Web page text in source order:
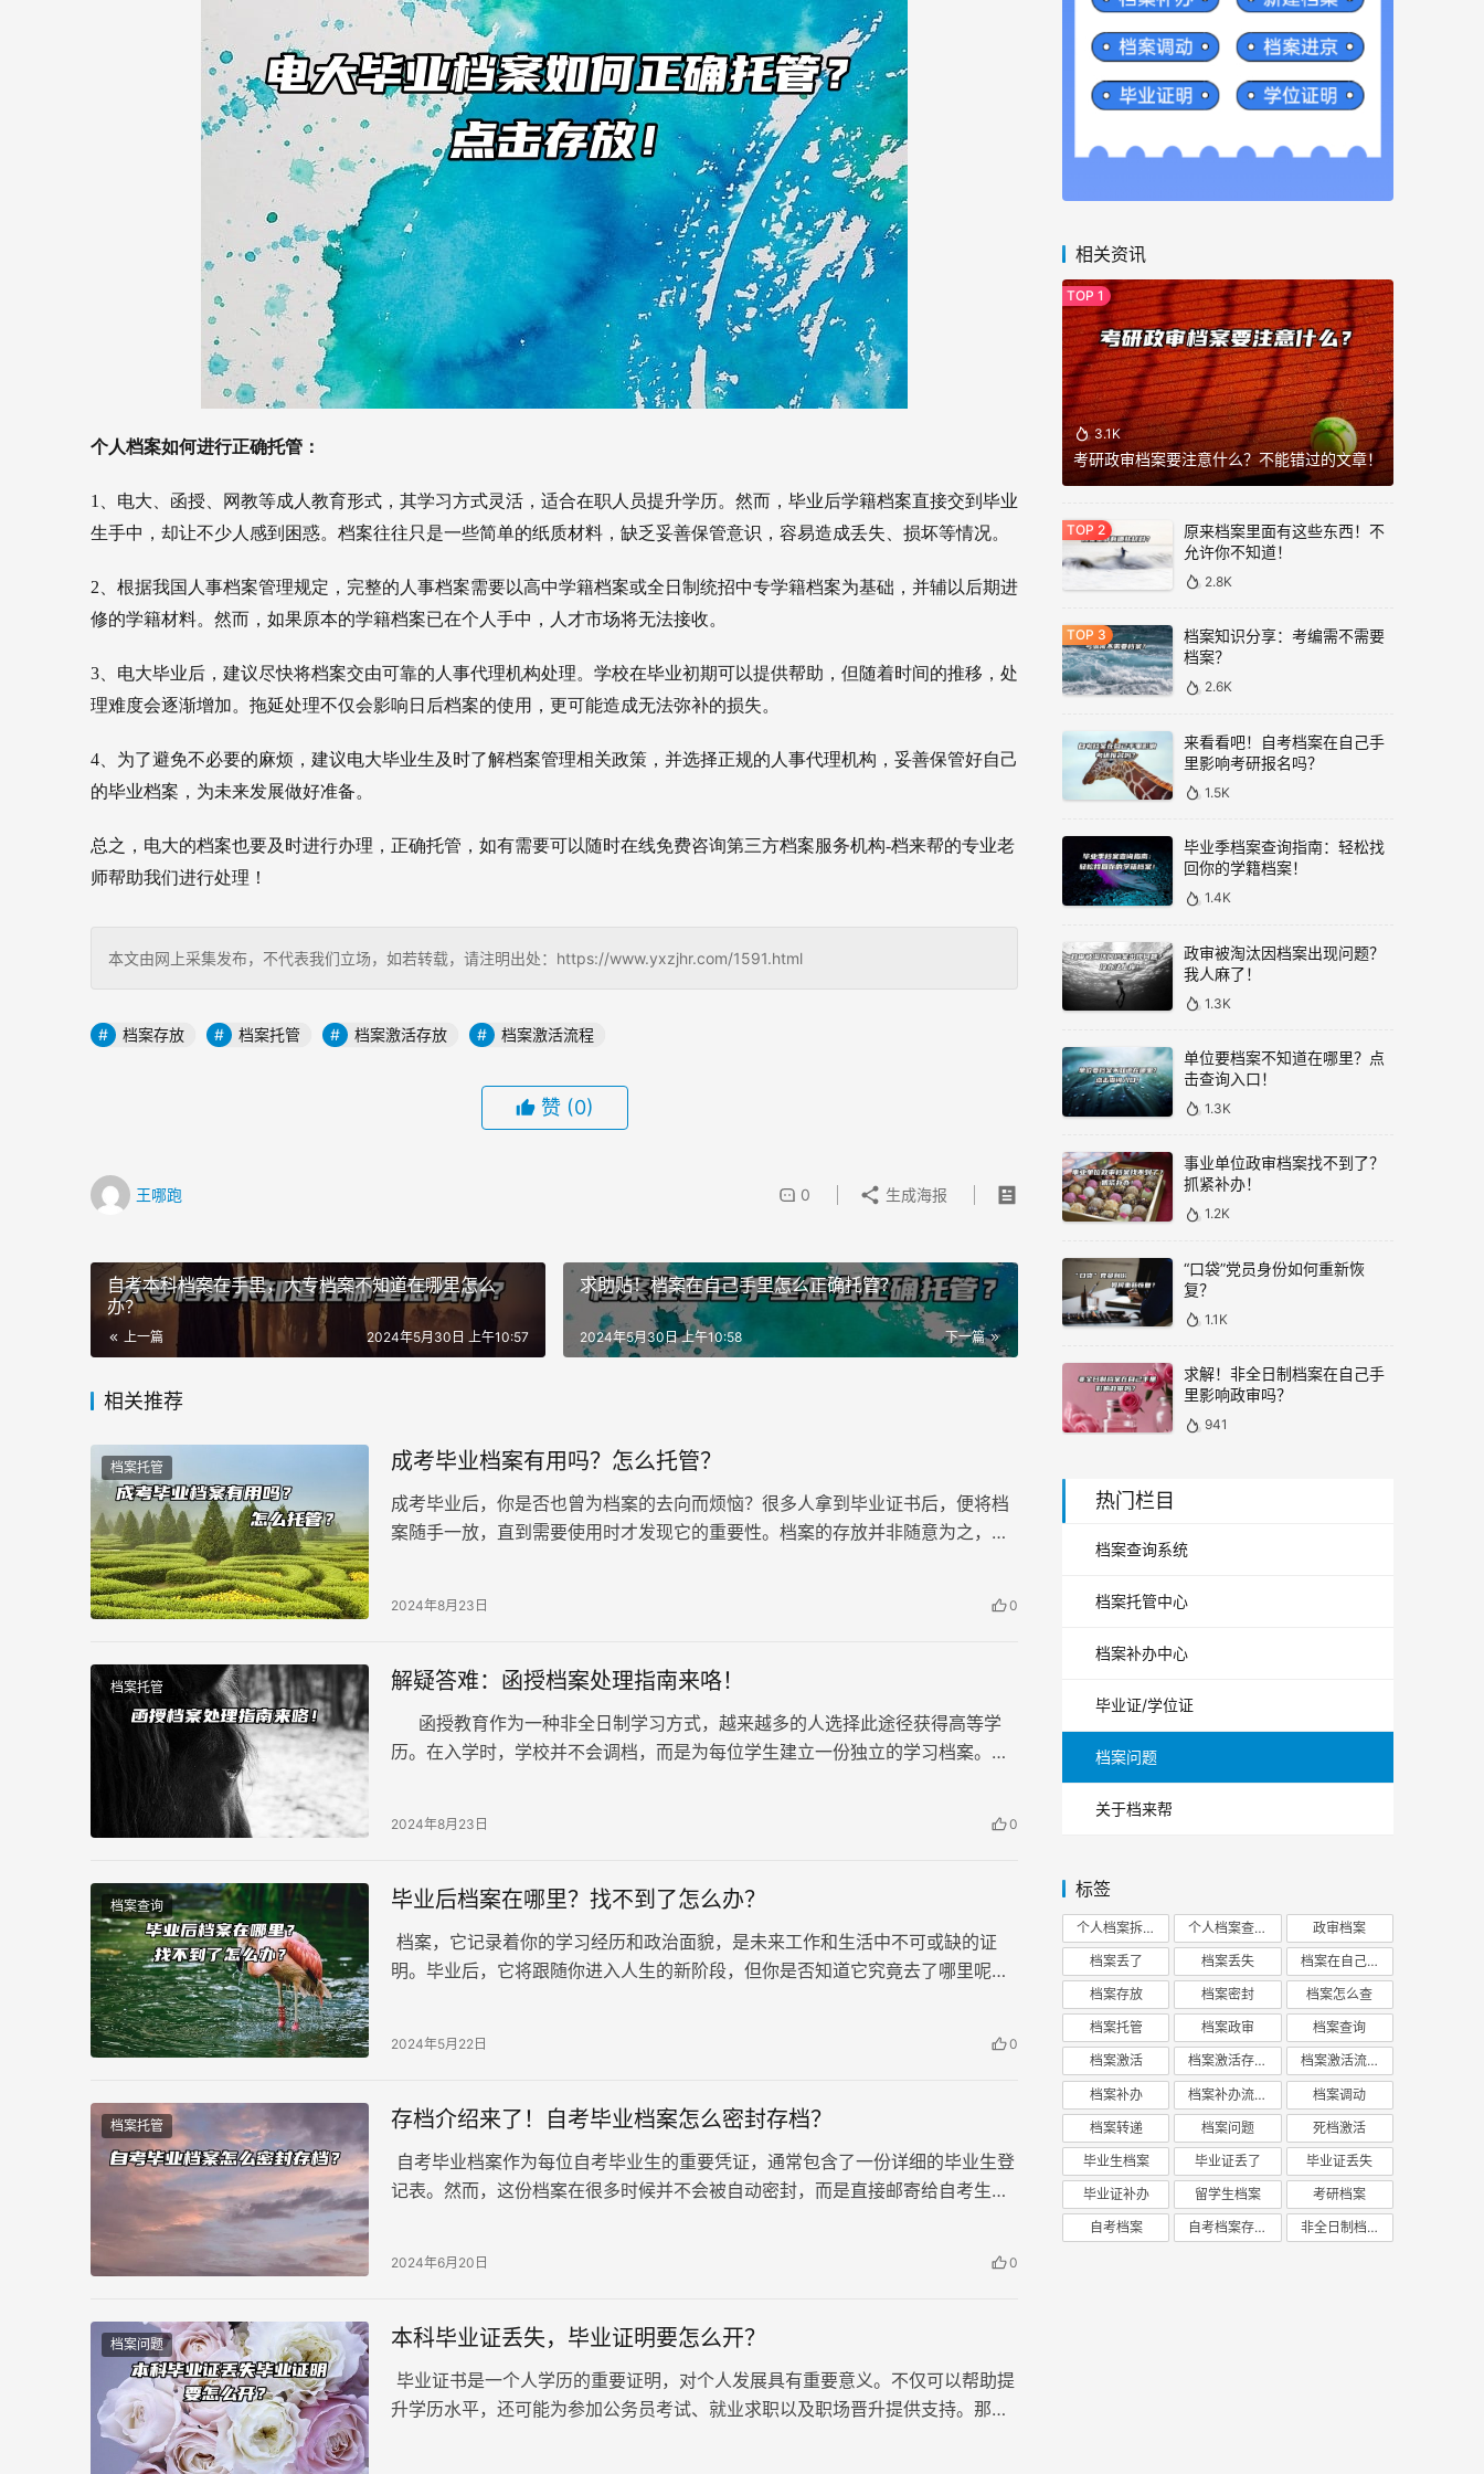
个人档案如何进行正确托管：
1、电大、函授、网教等成人教育形式，其学习方式灵活，适合在职人员提升学历。然而，毕业后学籍档案直接交到毕业
生手中，却让不少人感到困惑。档案往往只是一些简单的纸质材料，缺乏妥善保管意识，容易造成丢失、损坏等情况。
2、 根据我国人事档案管理规定，完整的人事档案需要以高中学籍档案或全日制统招中专学籍档案为基础，并辅以后期进
修的学籍材料。然而，如果原本的学籍档案已在个人手中，人才市场将无法接收。
3、电大毕业后，建议尽快将档案交由可靠的人事代理机构处理。学校在毕业初期可以提供帮助，但随着时间的推移，处
理难度会逐渐增加。拖延处理不仅会影响日后档案的使用，更可能造成无法弥补的损失。
4、 为了避免不必要的麻烦，建议电大毕业生及时了解档案管理相关政策，并选择正规的人事代理机构，妥善保管好自己
的毕业档案，为未来发展做好准备。
总之，电大的档案也要及时进行办理，正确托管，如有需要可以随时在线免费咨询第三方档案服务机构-档来帮的专业老
师帮助我们进行处理！
本文由网上采集发布，不代表我们立场，如若转载，请注明出处：https://www.yxzjhr.com/1591.html
档案存放 档案托管 档案激活存放 档案激活流程
赞 (0)
王哪跑 0 生成海报
自考本科档案在手里，大专档案不知道在哪里怎么
办？
上一篇 2024年5月30日 上午10:57
求助贴！档案在自己手里怎么正确托管？
下一篇
2024年5月30日 上午10:58
相关推荐
档案托管 成考毕业档案有用吗？怎么托管？
成考毕业后，你是否也曾为档案的去向而烦恼？很多人拿到毕业证书后，便将档
案随手一放，直到需要使用时才发现它的重要性。档案的存放并非随意为之，它
2024年8月23日 0
档案托管 解疑答难：函授档案处理指南来咯！
函授教育作为一种非全日制学习方式，越来越多的人选择此途径获得高等学
历。在入学时，学校并不会调档，而是为每位学生建立一份独立的学习档案。毕
2024年8月23日 0
档案查询 毕业后档案在哪里？找不到了怎么办？
档案，它记录着你的学习经历和政治面貌，是未来工作和生活中不可或缺的证
明。毕业后，它将跟随你进入人生的新阶段，但你是否知道它究竟去了哪里呢？
2024年5月22日 0
档案托管 存档介绍来了！自考毕业档案怎么密封存档？
自考毕业档案作为每位自考毕业生的重要凭证，通常包含了一份详细的毕业生登
记表。然而，这份档案在很多时候并不会被自动密封，而是直接邮寄给自考生，
2024年6月20日 0
档案问题 本科毕业证丢失，毕业证明要怎么开？
毕业证书是一个人学历的重要证明，对个人发展具有重要意义。不仅可以帮助提
升学历水平，还可能为参加公务员考试、就业求职以及职场晋升提供支持。那
相关资讯
3.1K
考研政审档案要注意什么？不能错过的文章！
原来档案里面有这些东西！不
允许你不知道！
2.8K
档案知识分享：考编需不需要
档案？
2.6K
来看看吧！自考档案在自己手
里影响考研报名吗？
1.5K
毕业季档案查询指南：轻松找
回你的学籍档案！
1.4K
政审被淘汰因档案出现问题？
我人麻了！
1.3K
单位要档案不知道在哪里？点
击查询入口！
1.3K
事业单位政审档案找不到了？
抓紧补办！
1.2K
“口袋”党员身份如何重新恢
复？
1.1K
求解！非全日制档案在自己手
里影响政审吗？
941
热门栏目
档案查询系统
档案托管中心
档案补办中心
毕业证/学位证
档案问题
关于档来帮
标签
个人档案拆开 个人档案查询 政审档案
档案丢了 档案丢失 档案在自己手里
档案存放 档案密封 档案怎么查
档案托管 档案政审 档案查询
档案激活 档案激活存放 档案激活流程
档案补办 档案补办流程 档案调动
档案转递 档案问题 死档激活
毕业生档案 毕业证丢了 毕业证丢失
毕业证补办 留学生档案 考研档案
自考档案 自考档案存放 非全日制档案